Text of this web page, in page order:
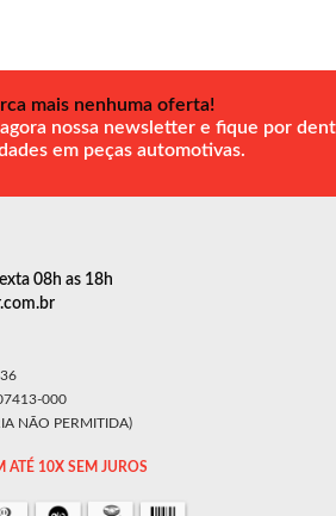
mais nenhuma oferta!
nossa newsletter e fique por
em peças automotivas.
08h as 18h
000
NÃO PERMITIDA)
ATÉ 10X SEM JUROS